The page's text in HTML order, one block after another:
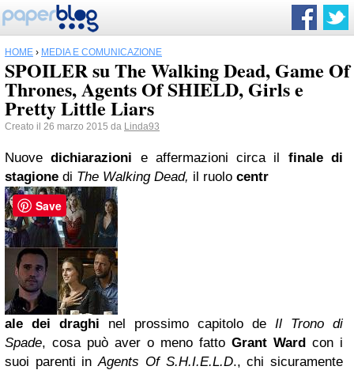
HOME › MEDIA E COMUNICAZIONE
SPOILER su The Walking Dead, Game Of
Thrones, Agents Of SHIELD, Girls e
Pretty Little Liars
Creato il 26 marzo 2015 da Linda93
Nuovedichiarazioni e affermazioni circa il finale di
stagione di The Walking Dead, il ruolo centr
ale dei draghi nel prossimo capitolo de Il Trono di
Spade, cosa può aver o meno fatto Grant Ward con i
suoi parenti inAgents Of S.H.I.E.L.D., chi sicuramente
Save